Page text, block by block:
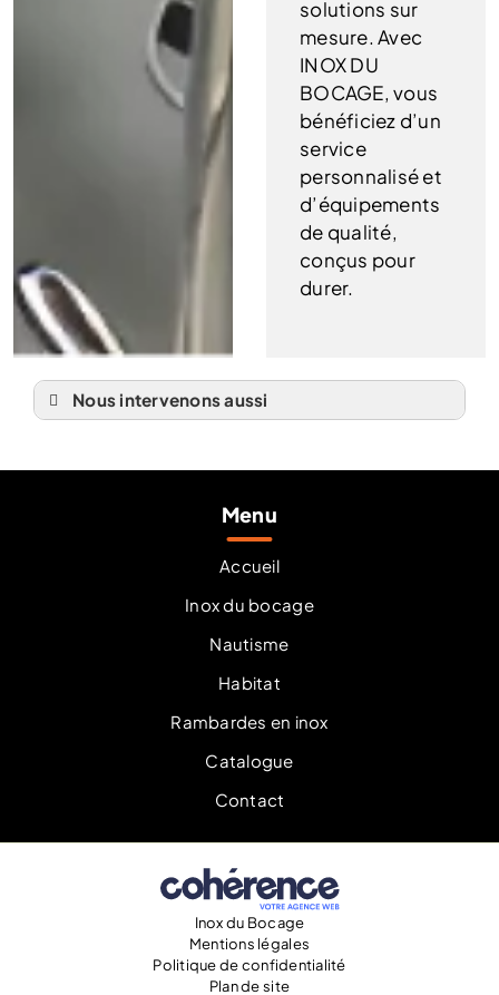
solutions sur
mesure. Avec
INOX DU
BOCAGE, vous
bénéficiez d’un
service
personnalisé et
d’équipements
de qualité,
conçus pour
durer.
Nous intervenons aussi
Equipement bateau Rennes
Equipement bateau Saint-Malo
Equipement bateau Granville
Equipement bateau Nantes
Equipement bateau Saint-Brieuc
Menu
Accueil
Inox du bocage
Nautisme
Habitat
Rambardes en inox
Catalogue
Contact
Inox du Bocage
Mentions légales
Politique de confidentialité
Plan de site